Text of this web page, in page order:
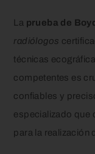
La prueba de
radiólogos
técnicas
competentes es
confiables y
especializado que
para la realización